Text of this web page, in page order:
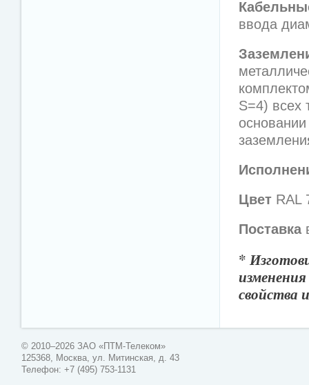
ввода
S=4) всех
Цвет RAL
Поставка
*
свойства
© 2010–2026 ЗАО «ПТМ-Телеком»
125368, Москва, ул. Митинская, д. 43
Телефон: +7 (495) 753-1131